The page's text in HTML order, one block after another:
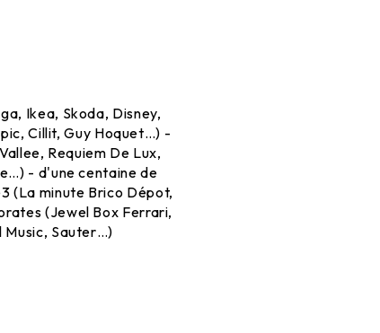
Ikea, Skoda, Disney,
Cillit, Guy Hoquet…) -
Requiem De Lux,
- d'une centaine de
(La minute Brico Dépot,
(Jewel Box Ferrari,
Music, Sauter…)